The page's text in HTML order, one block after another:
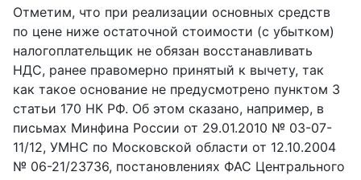
Отметим, что при реализации основных средств
по цене ниже остаточной стоимости (с убытком)
налогоплательщик не обязан восстанавливать
НДС, ранее правомерно принятый к вычету, так
как такое основание не предусмотрено пунктом 3
статьи 170 НК РФ. Об этом сказано, например, в
письмах Минфина России от 29.01.2010 № 03-07-
11/12, УМНС по Московской области от 12.10.2004
№ 06-21/23736, постановлениях ФАС Центрального